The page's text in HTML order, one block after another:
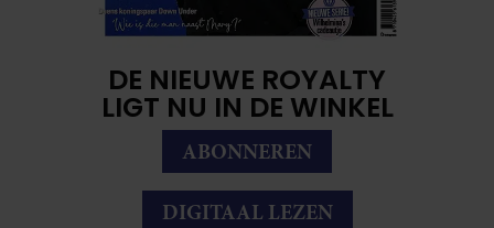
DE NIEUWE ROYALTY
LIGT NU IN DE WINKEL
ABONNEREN
DIGITAAL LEZEN